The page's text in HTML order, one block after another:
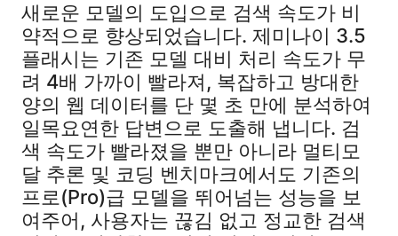
새로운 모델의 도입으로 검색 속도가 비
약적으로 향상되었습니다. 제미나이 3.5
플래시는 기존 모델 대비 처리 속도가 무
려 4배 가까이 빨라져, 복잡하고 방대한
양의 웹 데이터를 단 몇 초 만에 분석하여
일목요연한 답변으로 도출해 냅니다. 검
색 속도가 빨라졌을 뿐만 아니라 멀티모
달 추론 및 코딩 벤치마크에서도 기존의
프로(Pro)급 모델을 뛰어넘는 성능을 보
여주어, 사용자는 끊김 없고 정교한 검색